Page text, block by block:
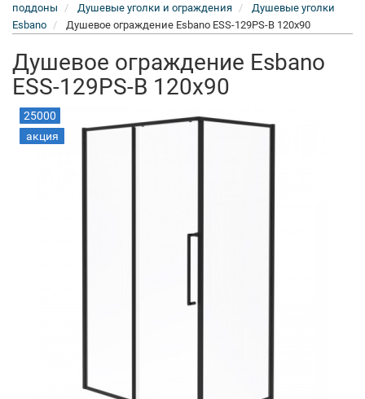
поддоны
Душевые уголки и ограждения
Душевые уголки
Esbano
Душевое ограждение Esbano ESS-129PS-B 120x90
Душевое ограждение Esbano
ESS-129PS-B 120x90
25000
акция